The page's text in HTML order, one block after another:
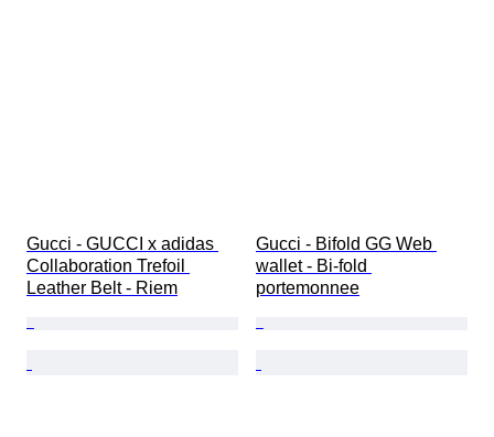
Gucci - GUCCI x adidas
Collaboration Trefoil
Leather Belt - Riem
Gucci - Bifold GG Web
wallet - Bi-fold
portemonnee